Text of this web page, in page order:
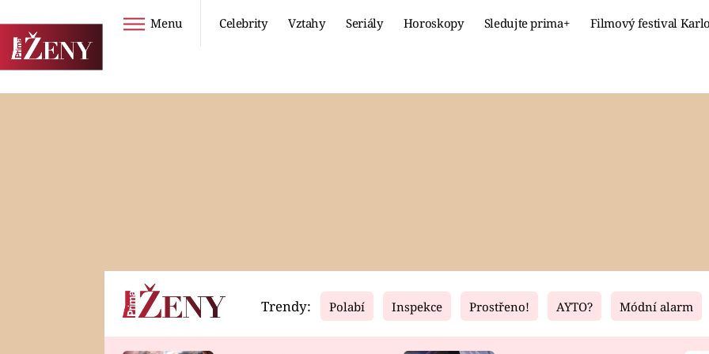
Menu Celebrity Vztahy Seriály Horoskopy Sledujte prima+ Filmový festival
Horoskopy Video Fresh Living
Trendy: Polabí Inspekce Prostřeno! AYTO? Módní alarm